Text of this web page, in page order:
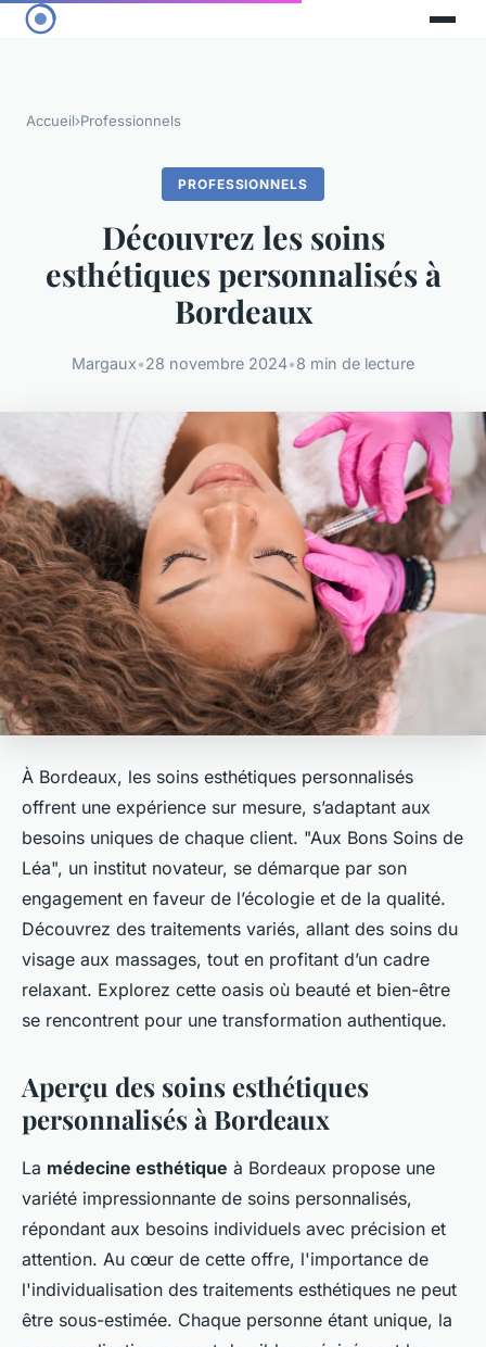
Accueil›Professionnels
PROFESSIONNELS
Découvrez les soins
esthétiques personnalisés à
Bordeaux
Margaux•28 novembre 2024•8 min de lecture
À Bordeaux, les soins esthétiques personnalisés
offrent une expérience sur mesure, s’adaptant aux
besoins uniques de chaque client. "Aux Bons Soins de
Léa", un institut novateur, se démarque par son
engagement en faveur de l’écologie et de la qualité.
Découvrez des traitements variés, allant des soins du
visage aux massages, tout en profitant d’un cadre
relaxant. Explorez cette oasis où beauté et bien-être
se rencontrent pour une transformation authentique.
Aperçu des soins esthétiques
personnalisés à Bordeaux
La médecine esthétique à Bordeaux propose une
variété impressionnante de soins personnalisés,
répondant aux besoins individuels avec précision et
attention. Au cœur de cette offre, l'importance de
l'individualisation des traitements esthétiques ne peut
être sous-estimée. Chaque personne étant unique, la